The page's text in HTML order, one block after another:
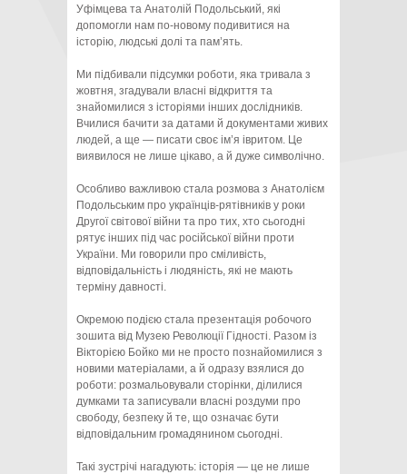
Уфімцева та Анатолій Подольський, які
допомогли нам по-новому подивитися на
історію, людські долі та пам’ять.
Ми підбивали підсумки роботи, яка тривала з
жовтня, згадували власні відкриття та
знайомилися з історіями інших дослідників.
Вчилися бачити за датами й документами живих
людей, а ще — писати своє ім’я івритом. Це
виявилося не лише цікаво, а й дуже символічно.
Особливо важливою стала розмова з Анатолієм
Подольським про українців-рятівників у роки
Другої світової війни та про тих, хто сьогодні
рятує інших під час російської війни проти
України. Ми говорили про сміливість,
відповідальність і людяність, які не мають
терміну давності.
Окремою подією стала презентація робочого
зошита від Музею Революції Гідності. Разом із
Вікторією Бойко ми не просто познайомилися з
новими матеріалами, а й одразу взялися до
роботи: розмальовували сторінки, ділилися
думками та записували власні роздуми про
свободу, безпеку й те, що означає бути
відповідальним громадянином сьогодні.
Такі зустрічі нагадують: історія — це не лише